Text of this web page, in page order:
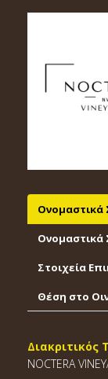
Ονομαστικά
Ονομαστικά
Στοιχεία
Θέση στο
Διακριτικός
NOCTERA